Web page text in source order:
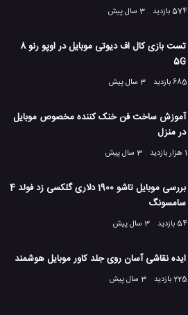
574 بازدید
3 سال پیش
تست بازی کال اف دیوتی موبایل در اوپو رنو 8
5G
685 بازدید
3 سال پیش
آموزش ساخت فن خنک کننده مخصوص موبایل
در منزل
1 هزار بازدید
3 سال پیش
بررسی موبایل تاشو 1900 دلاری گلکسی زد فولد 4
سامسونگ
54 بازدید
3 سال پیش
ایده نقاشی آسان روی جلد کاور موبایل هوشمند
225 بازدید 3 سال پیش